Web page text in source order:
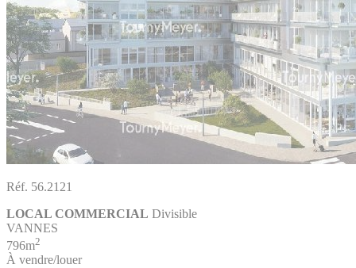
Réf. 56.2121
LOCAL COMMERCIAL Divisible
VANNES
796m2
À vendre/louer